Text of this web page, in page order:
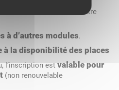
avec un autre
à d’autres modules.
à la disponibilité des places
l’inscription estvalable pour
(non renouvelable